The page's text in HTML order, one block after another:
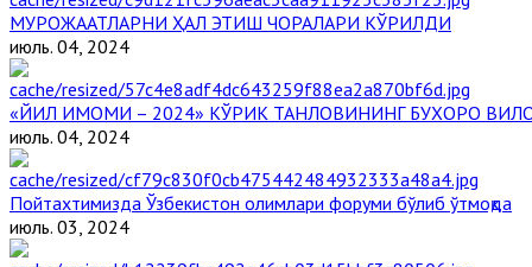
МУРОЖААТЛАРНИ ҲАЛ ЭТИШ ЧОРАЛАРИ КЎРИЛДИ
июль. 04, 2024
«ЙИЛ ИМОМИ – 2024» КЎРИК ТАНЛОВИНИНГ БУХОРО
июль. 04, 2024
Пойтахтимизда Ўзбекистон олимлари форуми бўлиб ўтмоқда
июль. 03, 2024